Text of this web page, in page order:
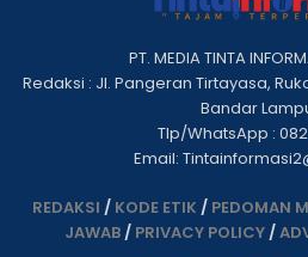
PT. MEDIA TINTA
Redaksi : Jl. Pangeran Tirtayasa, Ruko
Bandar
Tlp/WhatsApp :
Email:
REDAKSI / KODE ETIK / PEDOMAN
JAWAB/ PRIVACY POLICY/